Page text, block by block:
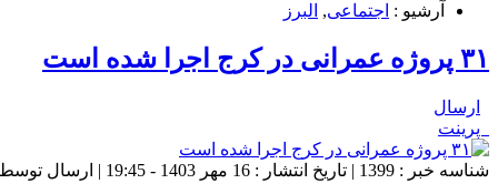
آرشیو : اجتماعی, البرز
۳۱ پروژه عمرانی در کرج اجرا شده است
ارسال
پرینت
شناسه خبر : 1399 | تاریخ انتشار : 16 مهر 1403 - 19:45 | ارسال توسط :